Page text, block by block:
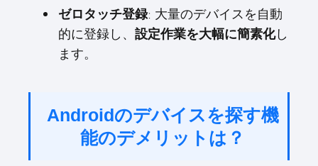
ゼロタッチ登録: 大量のデバイスを自動
的に登録し、
設定作業を大幅に簡素化し
ます。
Androidのデバイスを探す機
能のデメリットは？